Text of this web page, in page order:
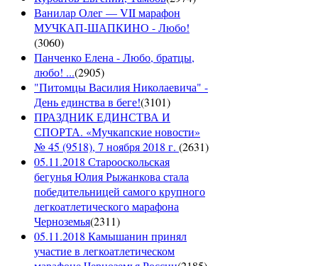
Ванилар Олег — VII марафон
МУЧКАП-ШАПКИНО - Любо!
(3060)
Панченко Елена - Любо, братцы,
любо! ...(2905)
"Питомцы Василия Николаевича" -
День единства в беге!(3101)
ПРАЗДНИК ЕДИНСТВА И
СПОРТА. «Мучкапские новости»
№ 45 (9518), 7 ноября 2018 г. (2631)
05.11.2018 Старооскольская
бегунья Юлия Рыжанкова стала
победительницей самого крупного
легкоатлетического марафона
Черноземья(2311)
05.11.2018 Камышанин принял
участие в легкоатлетическом